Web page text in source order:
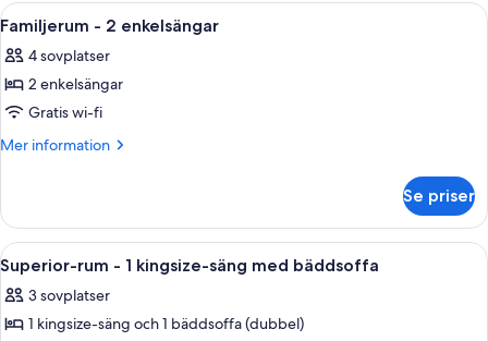
kingsize-
(Presidential)
Öppna
alla
foton
för
Familjerum
-
Värdeförvaringsskåp på rummet,
10
Familjerum - 2 enkelsängar
4 sovplatser
2 enkelsängar
Gratis wi-fi
Mer information
Mer
-
enkelsängar
Se priser
Öppna
alla
foton
för
Superior-rum - 1 kingsize-säng
13
Superior-rum - 1 kingsize-säng med bäddsoffa
3 sovplatser
1 kingsize-säng och 1 bäddsoffa (dubbel)